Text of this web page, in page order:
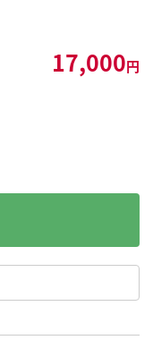
17,000円